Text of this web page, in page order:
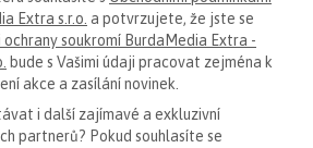
Extra s.r.o. a potvrzujete, že jste se
ochrany soukromí BurdaMedia Extra -
bude s Vašimi údaji pracovat zejména k
akce a zasílání novinek.
i další zajímavé a exkluzivní
partnerů? Pokud souhlasíte se